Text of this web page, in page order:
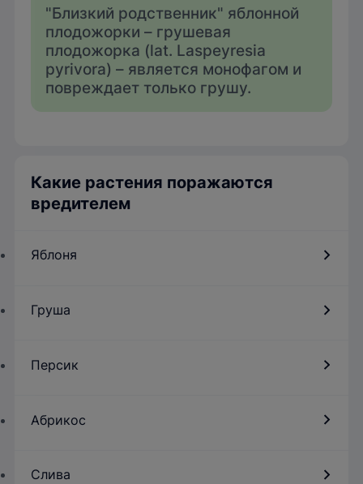
"Близкий родственник" яблонной
плодожорки – грушевая
плодожорка (lat. Laspeyresia
pyrivora) – является монофагом и
повреждает только грушу.
Какие растения поражаются
вредителем
Яблоня
Груша
Персик
Абрикос
Слива